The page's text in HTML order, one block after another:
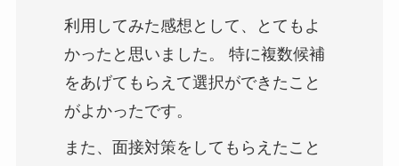
利用してみた感想として、とてもよ
かったと思いました。 特に複数候補
をあげてもらえて選択ができたこと
がよかったです。
また、面接対策をしてもらえたこと